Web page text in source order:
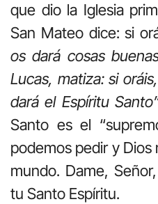
que dio la Iglesia
San Mateo dice: si
os dará cosas
Lucas, matiza: si
dará el Espíritu
Santo es el
podemos pedir y
mundo. Dame,
tu Santo Espíritu.